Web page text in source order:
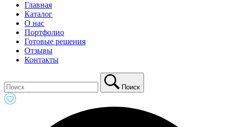
Главная
Каталог
О нас
Портфолио
Готовые решения
Отзывы
Контакты
Поиск